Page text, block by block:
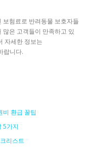
험료로 반려동물 보호자들
은 고객들이 만족하고 있
자세한 정보는
랍니다.
비 환급 꿀팁
5가지
리스트